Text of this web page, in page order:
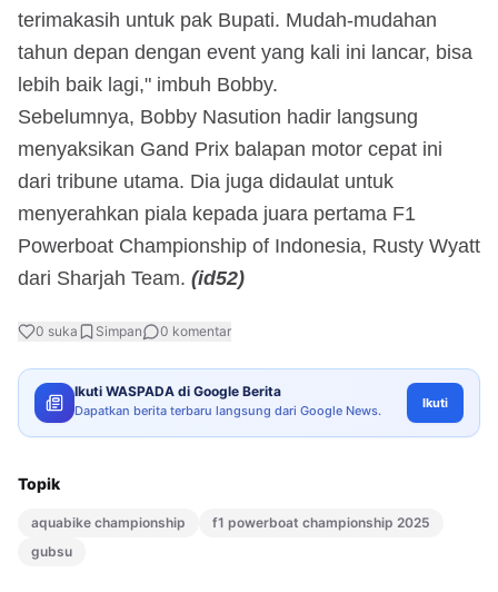
terimakasih untuk pak Bupati. Mudah-mudahan
tahun depan dengan event yang kali ini lancar, bisa
lebih baik lagi," imbuh Bobby.
Sebelumnya, Bobby Nasution hadir langsung
menyaksikan Gand Prix balapan motor cepat ini
dari tribune utama. Dia juga didaulat untuk
menyerahkan piala kepada juara pertama F1
Powerboat Championship of Indonesia, Rusty Wyatt
dari Sharjah Team. (id52)
0 suka Simpan 0 komentar
Ikuti WASPADA di Google Berita
Dapatkan berita terbaru langsung dari Google News. Ikuti
Topik
aquabike championship
f1 powerboat championship 2025
gubsu